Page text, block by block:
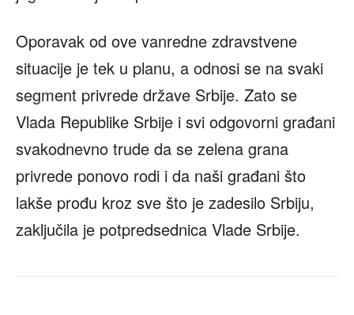
Oporavak od ove vanredne zdravstvene
situacije je tek u planu, a odnosi se na svaki
segment privrede države Srbije. Zato se
Vlada Republike Srbije i svi odgovorni građani
svakodnevno trude da se zelena grana
privrede ponovo rodi i da naši građani što
lakše prođu kroz sve što je zadesilo Srbiju,
zaključila je potpredsednica Vlade Srbije.